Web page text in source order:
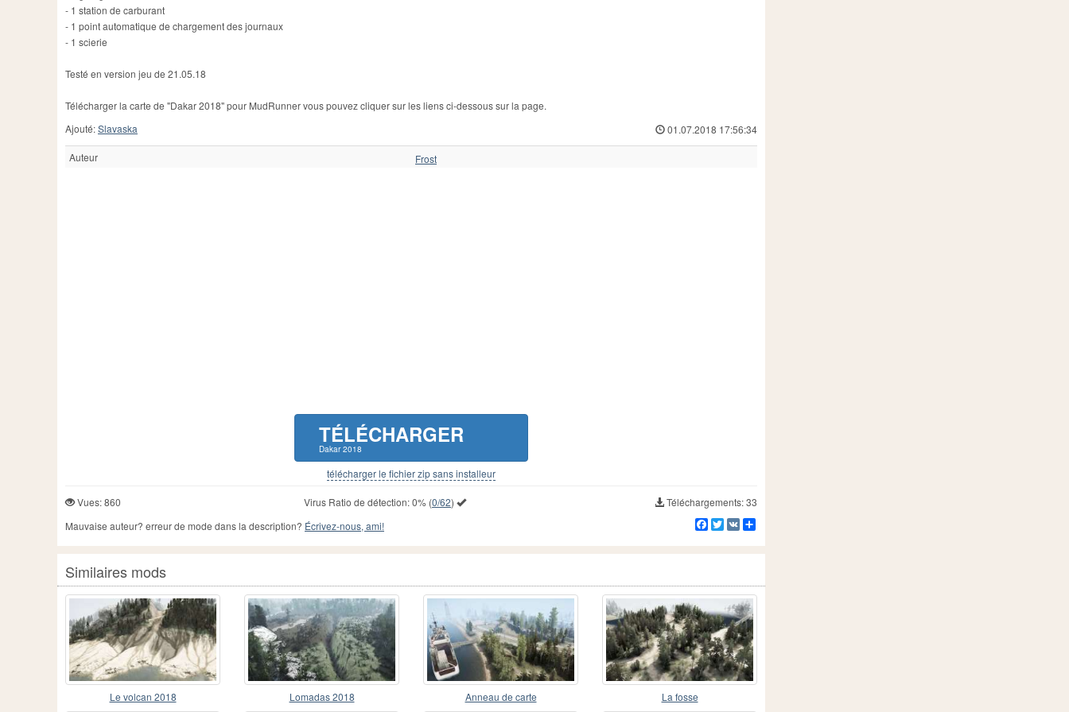
- 1 station de carburant
- 1 point automatique de chargement des journaux
- 1 scierie
Testé en version jeu de 21.05.18
Télécharger la carte de "Dakar 2018" pour MudRunner vous pouvez cliquer sur les liens ci-dessous sur la page.
Ajouté:Slavaska 01.07.2018 17:56:34
Auteur Frost
TÉLÉCHARGER
Dakar 2018
télécharger le fichier zip sans installeur
Vues: 860 Virus Ratio de détection:0%(0/62)
Téléchargements: 33
Mauvaise auteur? erreur de mode dans la description? Écrivez-nous, ami! Facebook
Twitter
VK
Similaires mods
Le volcan 2018 Lomadas 2018 Anneau de carte La fosse